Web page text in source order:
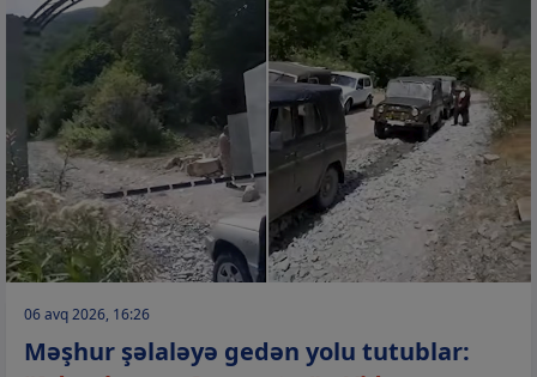
06 avq 2026, 16:26
Məşhur şəlaləyə gedən yolu tutublar: